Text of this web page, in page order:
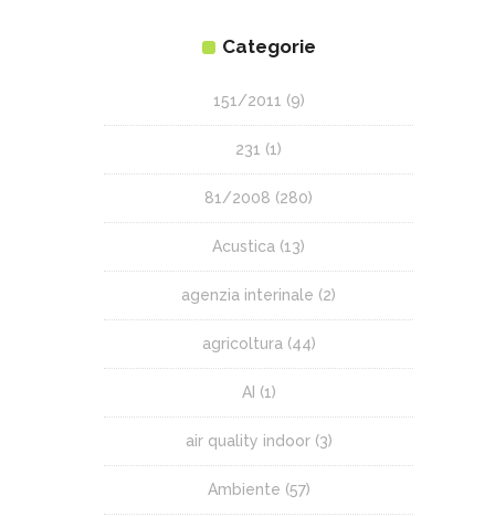
Categorie
151/2011 (9)
231 (1)
81/2008 (280)
Acustica (13)
agenzia interinale (2)
agricoltura (44)
AI (1)
air quality indoor(3)
Ambiente (57)